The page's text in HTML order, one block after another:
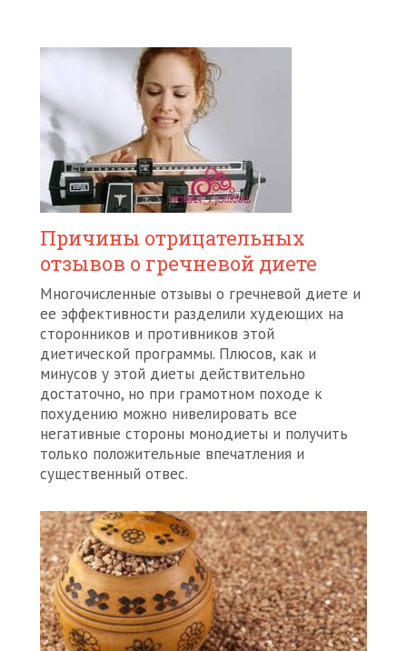
Причины отрицательных
отзывов о гречневой диете
Многочисленные отзывы о гречневой диете и
ее эффективности разделили худеющих на
сторонников и противников этой
диетической программы. Плюсов, как и
минусов у этой диеты действительно
достаточно, но при грамотном походе к
похудению можно нивелировать все
негативные стороны монодиеты и получить
только положительные впечатления и
существенный отвес.